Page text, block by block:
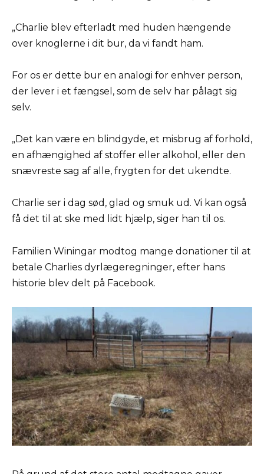
„Charlie blev efterladt med huden hængende
over knoglerne i dit bur, da vi fandt ham.
For os er dette bur en analogi for enhver person,
der lever i et fængsel, som de selv har pålagt sig
selv.
„Det kan være en blindgyde, et misbrug af forhold,
en afhængighed af stoffer eller alkohol, eller den
snævreste sag af alle, frygten for det ukendte.
Charlie ser i dag sød, glad og smuk ud. Vi kan også
få det til at ske med lidt hjælp, siger han til os.
Familien Winingar modtog mange donationer til at
betale Charlies dyrlægeregninger, efter hans
historie blev delt på Facebook.